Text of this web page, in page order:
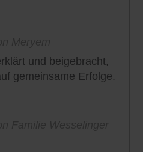
und beigebracht,
gemeinsame Erfolge.